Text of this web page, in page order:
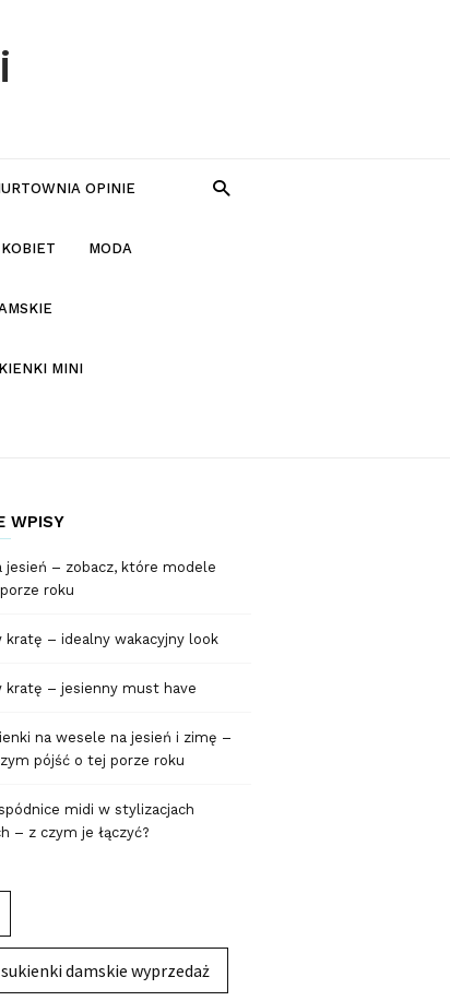
OPINIE
MODA
MINI
WPISY
jesień – zobacz, które modele
roku
kratę – idealny wakacyjny look
kratę – jesienny must have
na wesele na jesień i zimę –
pójść o tej porze roku
midi w stylizacjach
– z czym je łączyć?
damskie wyprzedaż